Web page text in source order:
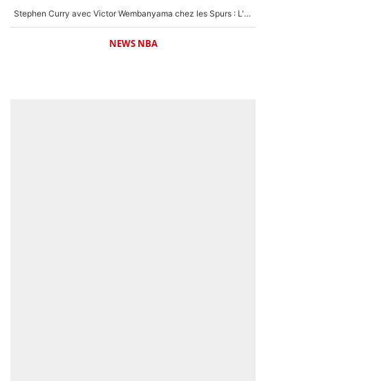
Stephen Curry avec Victor Wembanyama chez les Spurs : L'idée d'un trade historique est lancée en NBA !
NEWS NBA